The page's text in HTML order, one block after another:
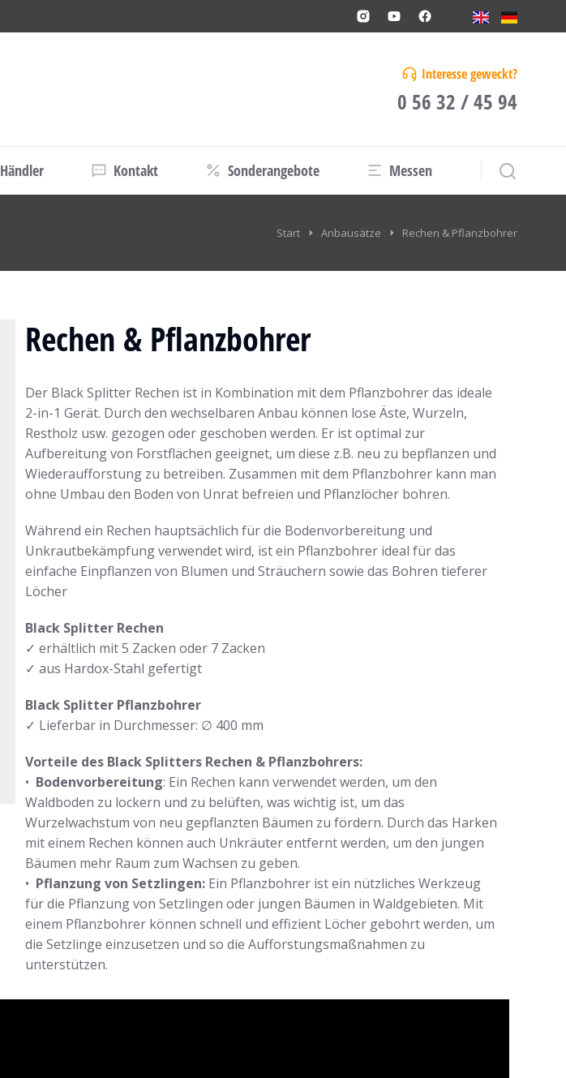
Interesse geweckt?
0 56 32 / 45 94
Händler Kontakt Sonderangebote Messen
Start Anbausätze Rechen & Pflanzbohrer
Rechen & Pflanzbohrer
Der Black Splitter Rechen ist in Kombination mit dem Pflanzbohrer das ideale
2-in-1 Gerät. Durch den wechselbaren Anbau können lose Äste, Wurzeln,
Restholz usw. gezogen oder geschoben werden. Er ist optimal zur
Aufbereitung von Forstflächen geeignet, um diese z.B. neu zu bepflanzen und
Wiederaufforstung zu betreiben. Zusammen mit dem Pflanzbohrer kann man
ohne Umbau den Boden von Unrat befreien und Pflanzlöcher bohren.
Während ein Rechen hauptsächlich für die Bodenvorbereitung und
Unkrautbekämpfung verwendet wird, ist ein Pflanzbohrer ideal für das
einfache Einpflanzen von Blumen und Sträuchern sowie das Bohren tieferer
Löcher
Black Splitter Rechen
✓ erhältlich mit 5 Zacken oder 7 Zacken
✓ aus Hardox-Stahl gefertigt
Black Splitter Pflanzbohrer
✓ Lieferbar in Durchmesser: ∅ 400 mm
Vorteile des Black Splitters Rechen & Pflanzbohrers:
• Bodenvorbereitung: Ein Rechen kann verwendet werden, um den
Waldboden zu lockern und zu belüften, was wichtig ist, um das
Wurzelwachstum von neu gepflanzten Bäumen zu fördern. Durch das Harken
mit einem Rechen können auch Unkräuter entfernt werden, um den jungen
Bäumen mehr Raum zum Wachsen zu geben.
• Pflanzung von Setzlingen:Ein Pflanzbohrer ist ein nützliches Werkzeug
für die Pflanzung von Setzlingen oder jungen Bäumen in Waldgebieten. Mit
einem Pflanzbohrer können schnell und effizient Löcher gebohrt werden, um
die Setzlinge einzusetzen und so die Aufforstungsmaßnahmen zu
unterstützen.